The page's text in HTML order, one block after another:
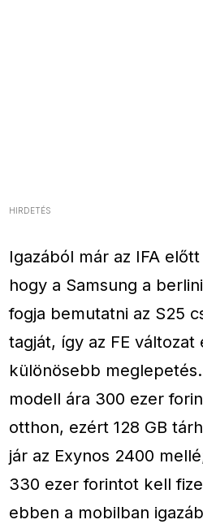
HIRDETÉS
Igazából már az IFA
hogy a Samsung a
fogja bemutatni az S25
tagját, így az FE
különösebb
modell ára 300 ezer
otthon, ezért 128 GB
jár az Exynos 2400
330 ezer forintot kell
ebben a mobilban